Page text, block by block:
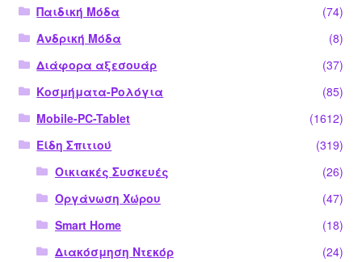
Παιδική Μόδα
(74)
Ανδρική Μόδα
(8)
Διάφορα αξεσουάρ
(37)
Κοσμήματα-Ρολόγια
(85)
Mobile-PC-Tablet
(1612)
Είδη Σπιτιού
(319)
Οικιακές Συσκευές
(26)
Οργάνωση Χώρου
(47)
Smart Home
(18)
Διακόσμηση Ντεκόρ
(24)